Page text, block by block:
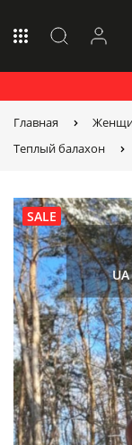
Главная
Теплый балахон
SALE
UA